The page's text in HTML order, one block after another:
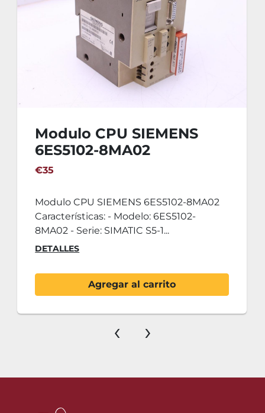
Modulo CPU SIEMENS
6ES5102-8MA02
€35
Modulo CPU SIEMENS 6ES5102-8MA02
Características: - Modelo: 6ES5102-
8MA02 - Serie: SIMATIC S5-1...
DETALLES
Agregar al carrito
‹ ›